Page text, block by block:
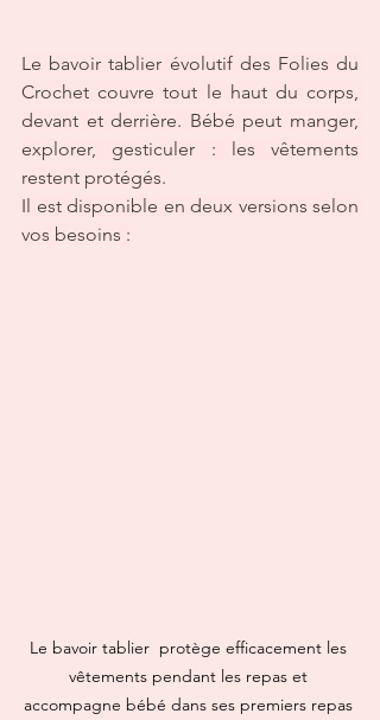
Le bavoir tablier évolutif des Folies du
Crochet couvre tout le haut du corps,
devant et derrière. Bébé peut manger,
explorer, gesticuler : les vêtements
restent protégés.
Il est disponible en deux versions selon
vos besoins :
Le bavoir tablier  protège efficacement les
vêtements pendant les repas et
accompagne bébé dans ses premiers repas